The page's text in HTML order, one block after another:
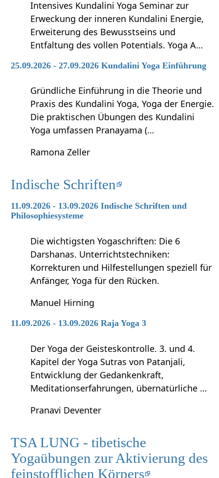
Intensives Kundalini Yoga Seminar zur
Erweckung der inneren Kundalini Energie,
Erweiterung des Bewusstseins und
Entfaltung des vollen Potentials. Yoga A…
25.09.2026 - 27.09.2026 Kundalini Yoga Einführung
Gründliche Einführung in die Theorie und
Praxis des Kundalini Yoga, Yoga der Energie.
Die praktischen Übungen des Kundalini
Yoga umfassen Pranayama (…
Ramona Zeller
Indische Schriften
11.09.2026 - 13.09.2026 Indische Schriften und
Philosophiesysteme
Die wichtigsten Yogaschriften: Die 6
Darshanas. Unterrichtstechniken:
Korrekturen und Hilfestellungen speziell für
Anfänger, Yoga für den Rücken.
Manuel Hirning
11.09.2026 - 13.09.2026 Raja Yoga 3
Der Yoga der Geisteskontrolle. 3. und 4.
Kapitel der Yoga Sutras von Patanjali,
Entwicklung der Gedankenkraft,
Meditationserfahrungen, übernatürliche …
Pranavi Deventer
TSA LUNG - tibetische
Yogaübungen zur Aktivierung des
feinstofflichen Körpers